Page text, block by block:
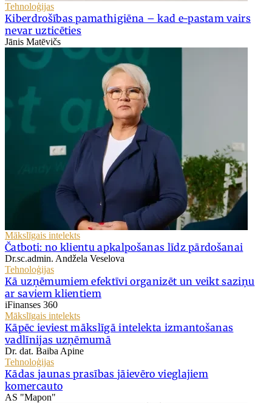
Tehnoloģijas
Kiberdrošības pamathigiēna – kad e-pastam vairs
nevar uzticēties
Jānis Matēvičs
Mākslīgais intelekts
Čatboti: no klientu apkalpošanas līdz pārdošanai
Dr.sc.admin. Andžela Veselova
Tehnoloģijas
Kā uzņēmumiem efektīvi organizēt un veikt saziņu
ar saviem klientiem
iFinanses 360
Mākslīgais intelekts
Kāpēc ieviest mākslīgā intelekta izmantošanas
vadlīnijas uzņēmumā
Dr. dat. Baiba Apine
Tehnoloģijas
Kādas jaunas prasības jāievēro vieglajiem
komercauto
AS "Mapon"